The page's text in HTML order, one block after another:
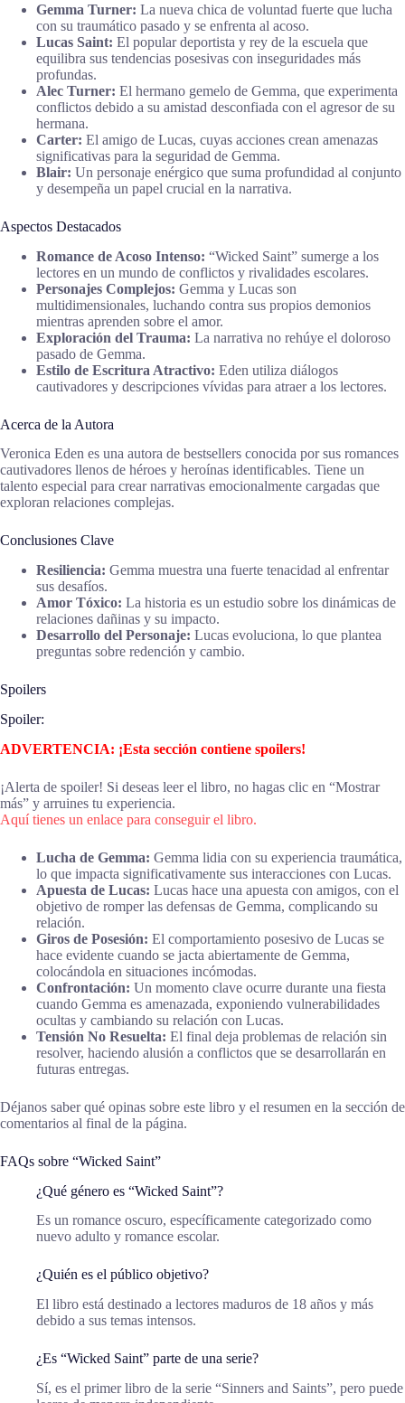
Gemma Turner: La nueva chica de voluntad fuerte que lucha
con su traumático pasado y se enfrenta al acoso.
Lucas Saint: El popular deportista y rey de la escuela que
equilibra sus tendencias posesivas con inseguridades más
profundas.
Alec Turner: El hermano gemelo de Gemma, que experimenta
conflictos debido a su amistad desconfiada con el agresor de su
hermana.
Carter: El amigo de Lucas, cuyas acciones crean amenazas
significativas para la seguridad de Gemma.
Blair: Un personaje enérgico que suma profundidad al conjunto
y desempeña un papel crucial en la narrativa.
Aspectos Destacados
Romance de Acoso Intenso: “Wicked Saint” sumerge a los
lectores en un mundo de conflictos y rivalidades escolares.
Personajes Complejos: Gemma y Lucas son
multidimensionales, luchando contra sus propios demonios
mientras aprenden sobre el amor.
Exploración del Trauma: La narrativa no rehúye el doloroso
pasado de Gemma.
Estilo de Escritura Atractivo: Eden utiliza diálogos
cautivadores y descripciones vívidas para atraer a los lectores.
Acerca de la Autora
Veronica Eden es una autora de bestsellers conocida por sus romances
cautivadores llenos de héroes y heroínas identificables. Tiene un
talento especial para crear narrativas emocionalmente cargadas que
exploran relaciones complejas.
Conclusiones Clave
Resiliencia: Gemma muestra una fuerte tenacidad al enfrentar
sus desafíos.
Amor Tóxico: La historia es un estudio sobre los dinámicas de
relaciones dañinas y su impacto.
Desarrollo del Personaje: Lucas evoluciona, lo que plantea
preguntas sobre redención y cambio.
Spoilers
Spoiler:
ADVERTENCIA: ¡Esta sección contiene spoilers!
¡Alerta de spoiler! Si deseas leer el libro, no hagas clic en “Mostrar
más” y arruines tu experiencia.
Aquí tienes un enlace para conseguir el libro.
Lucha de Gemma: Gemma lidia con su experiencia traumática,
lo que impacta significativamente sus interacciones con Lucas.
Apuesta de Lucas: Lucas hace una apuesta con amigos, con el
objetivo de romper las defensas de Gemma, complicando su
relación.
Giros de Posesión: El comportamiento posesivo de Lucas se
hace evidente cuando se jacta abiertamente de Gemma,
colocándola en situaciones incómodas.
Confrontación: Un momento clave ocurre durante una fiesta
cuando Gemma es amenazada, exponiendo vulnerabilidades
ocultas y cambiando su relación con Lucas.
Tensión No Resuelta: El final deja problemas de relación sin
resolver, haciendo alusión a conflictos que se desarrollarán en
futuras entregas.
Déjanos saber qué opinas sobre este libro y el resumen en la sección de
comentarios al final de la página.
FAQs sobre “Wicked Saint”
¿Qué género es “Wicked Saint”?
Es un romance oscuro, específicamente categorizado como
nuevo adulto y romance escolar.
¿Quién es el público objetivo?
El libro está destinado a lectores maduros de 18 años y más
debido a sus temas intensos.
¿Es “Wicked Saint” parte de una serie?
Sí, es el primer libro de la serie “Sinners and Saints”, pero puede